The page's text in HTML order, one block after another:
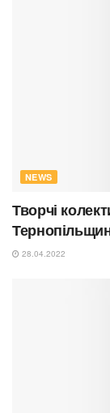
NEWS
Творчі
28.04.2022